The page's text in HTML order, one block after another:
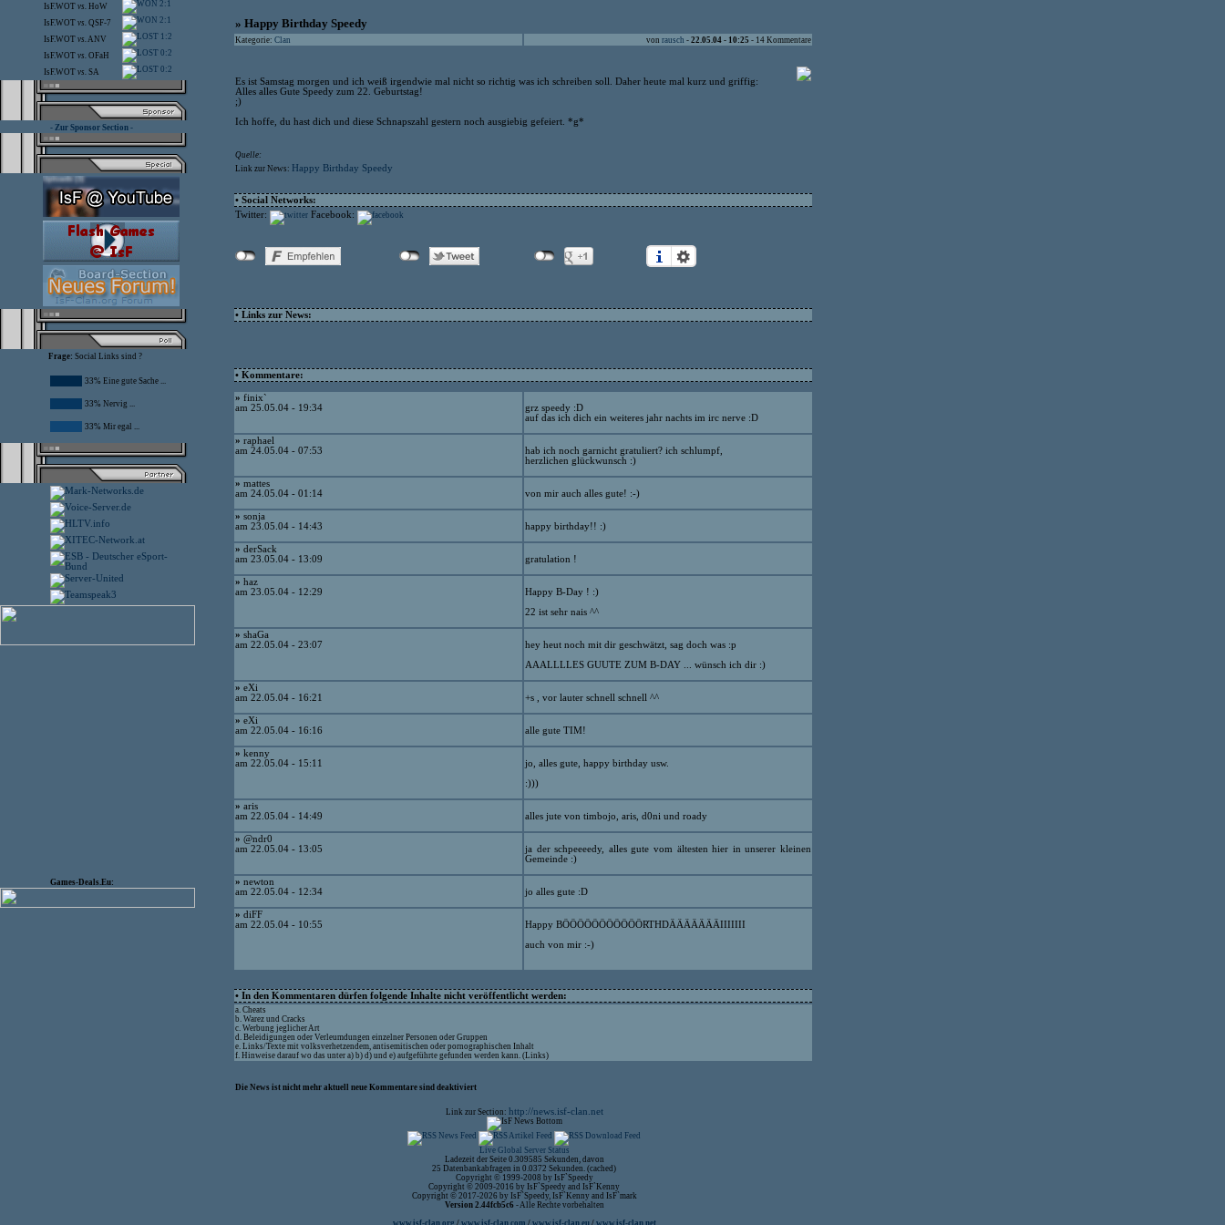
IsF.WOT vs. HoW 2:1
IsF.WOT vs. QSF-7 2:1
IsF.WOT vs.ANV 1:2
IsF.WOT vs. OFaH 0:2
IsF.WOT vs. SA 0:2
- Zur Sponsor Section -
Frage: Social Links sind ?
33% Eine gute Sache ...
33% Nervig ...
33% Mir egal ...
Games-Deals.Eu:
» Happy Birthday Speedy
Kategorie: Clan von rausch - 22.05.04 - 10:25 - 14 Kommentare
Es ist Samstag morgen und ich weiß irgendwie mal nicht so richtig was ich schreiben soll. Daher heute mal kurz und griffig:
Alles alles Gute Speedy zum 22. Geburtstag!
;)
Ich hoffe, du hast dich und diese Schnapszahl gestern noch ausgiebig gefeiert. *g*
Quelle:
Link zur News: Happy Birthday Speedy
• Social Networks:
Twitter:
Facebook:
• Links zur News:
• Kommentare:
» finix`
am 25.05.04 - 19:34
grz speedy :D
auf das ich dich ein weiteres jahr nachts im irc nerve :D
» raphael
am 24.05.04 - 07:53
hab ich noch garnicht gratuliert? ich schlumpf,
herzlichen glückwunsch :)
» mattes
am 24.05.04 - 01:14
von mir auch alles gute! :-)
» sonja
am 23.05.04 - 14:43
happy birthday!! :)
» derSack
am 23.05.04 - 13:09
gratulation !
» haz
am 23.05.04 - 12:29
Happy B-Day ! :)
22 ist sehr nais ^^
» shaGa
am 22.05.04 - 23:07
hey heut noch mit dir geschwätzt, sag doch was :p
AAALLLLES GUUTE ZUM B-DAY ... wünsch ich dir :)
» eXi
am 22.05.04 - 16:21
+s , vor lauter schnell schnell ^^
» eXi
am 22.05.04 - 16:16
alle gute TIM!
» kenny
am 22.05.04 - 15:11
jo, alles gute, happy birthday usw.
:)))
» aris
am 22.05.04 - 14:49
alles jute von timbojo, aris, d0ni und roady
» @ndr0
am 22.05.04 - 13:05
ja der schpeeeedy, alles gute vom ältesten hier in unserer kleinen
Gemeinde :)
» newton
am 22.05.04 - 12:34
jo alles gute :D
» diFF
am 22.05.04 - 10:55
Happy BÖÖÖÖÖÖÖÖÖÖÖRTHDÄÄÄÄÄÄÄIIIIIII
auch von mir :-)
• In den Kommentaren dürfen folgende Inhalte nicht veröffentlicht werden:
a. Cheats
b. Warez und Cracks
c. Werbung jeglicher Art
d. Beleidigungen oder Verleumdungen einzelner Personen oder Gruppen
e. Links/Texte mit volksverhetzendem, antisemitischen oder pornographischen Inhalt
f. Hinweise darauf wo das unter a) b) d) und e) aufgeführte gefunden werden kann. (Links)
Die News ist nicht mehr aktuell neue Kommentare sind deaktiviert
Link zur Section: http://news.isf-clan.net
Live Global Server Status
Ladezeit der Seite 0.309585 Sekunden, davon
25 Datenbankabfragen in 0.0372 Sekunden. (cached)
Copyright © 1999-2008 by IsF`Speedy
Copyright © 2009-2016 by IsF`Speedy and IsF`Kenny
Copyright © 2017-2026 by IsF`Speedy, IsF`Kenny and IsF`mark
Version 2.44fcb5c6 - Alle Rechte vorbehalten
www.isf-clan.org / www.isf-clan.com / www.isf-clan.eu/ www.isf-clan.net